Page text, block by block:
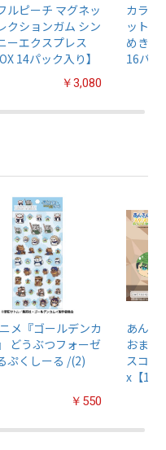
ルピーチ マグネッ
クションガム シン
ーエクスプレス
14パック入り】
￥3,080
カラフ
ットス
めきレ
16パッ
メ『ゴールデンカ
どうぶつフォーゼ
ぷくしーる /(2)
￥550
あんさ
おまん
スコッ
x【